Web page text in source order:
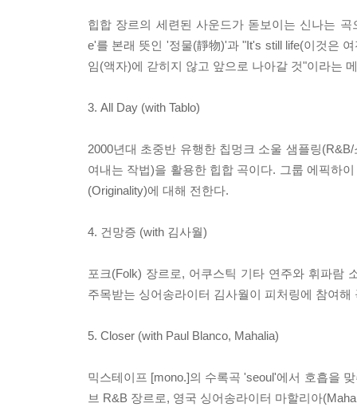
힙합 장르의 세련된 사운드가 돋보이는 신나는
e'를 본래 뜻인 '정물(靜物)'과 "It's still life(이것은
임(액자)에 갇히지 않고 앞으로 나아갈 것"이라는
3. All Day (with Tablo)
2000년대 초중반 유행한 칩멍크 소울 샘플링
여내는 작법)을 활용한 힙합 곡이다. 그룹 에픽하
(Originality)에 대해 전한다.
4. 건망증 (with 김사월)
포크(Folk) 장르로, 어쿠스틱 기타 연주와 휘파람
주목받는 싱어송라이터 김사월이 피처링에 참여
5. Closer (with Paul Blanco, Mahalia)
믹스테이프 [mono.]의 수록곡 'seoul'에서 호흡을
브 R&B 장르로, 영국 싱어송라이터 마할리아